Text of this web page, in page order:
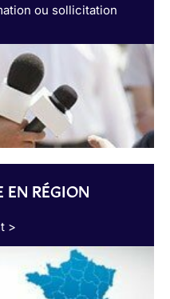
ou sollicitation
EN RÉGION
>